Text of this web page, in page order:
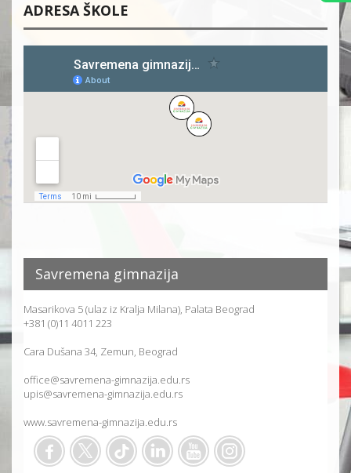
ADRESA ŠKOLE
Savremena gimnazija
Masarikova 5 (ulaz iz Kralja Milana), Palata Beograd
+381 (0)11 4011 223
Cara Dušana 34, Zemun, Beograd
office@savremena-gimnazija.edu.rs
upis@savremena-gimnazija.edu.rs
www.savremena-gimnazija.edu.rs